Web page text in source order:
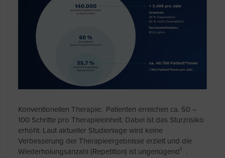
Konventionellen Therapie: Patienten erreichen ca. 50 –
100 Schritte pro Therapieeinheit. Dabei ist das Sturzrisiko
erhöht. Laut aktueller Studienlage wird keine
Verbesserung der Therapieergebnisse erzielt und die
Wiederholungsanzahl (Repetition) ist ungenügend1
.